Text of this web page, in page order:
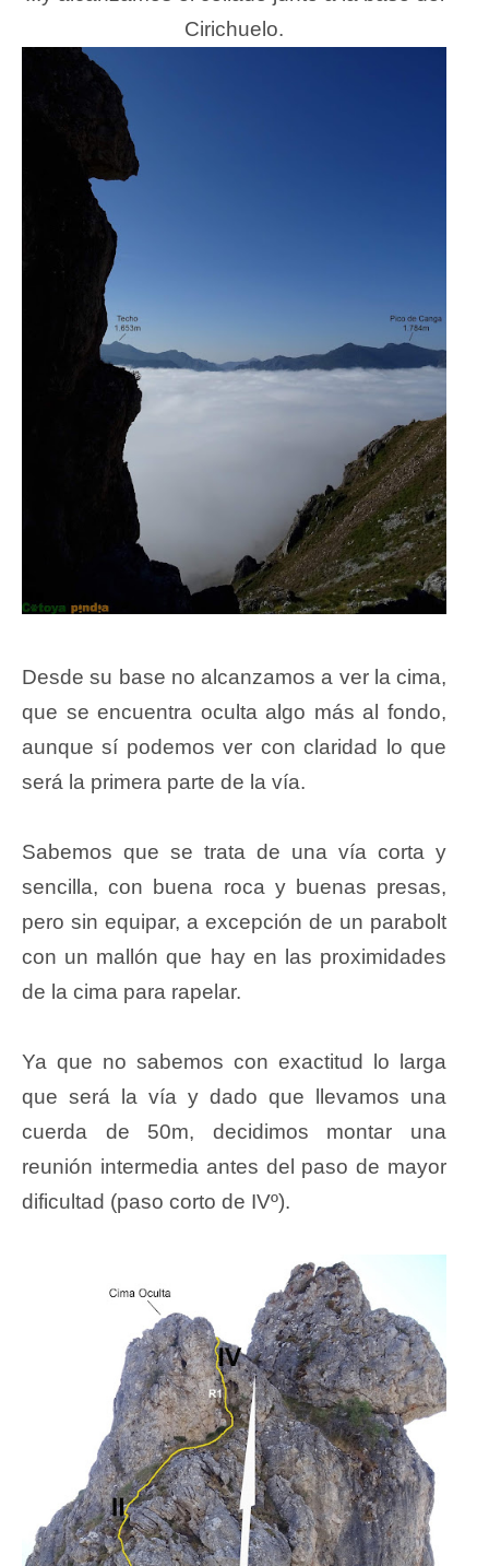
Cirichuelo.
Desde su base no alcanzamos a ver la cima,
que se encuentra oculta algo más al fondo,
aunque sí podemos ver con claridad lo que
será la primera parte de la vía.
Sabemos que se trata de una vía corta y
sencilla, con buena roca y buenas presas,
pero sin equipar, a excepción de un parabolt
con un mallón que hay en las proximidades
de la cima para rapelar.
Ya que no sabemos con exactitud lo larga
que será la vía y dado que llevamos una
cuerda de 50m, decidimos montar una
reunión intermedia antes del paso de mayor
dificultad (paso corto de IVº).